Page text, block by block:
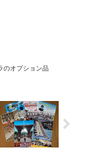
のオプション品